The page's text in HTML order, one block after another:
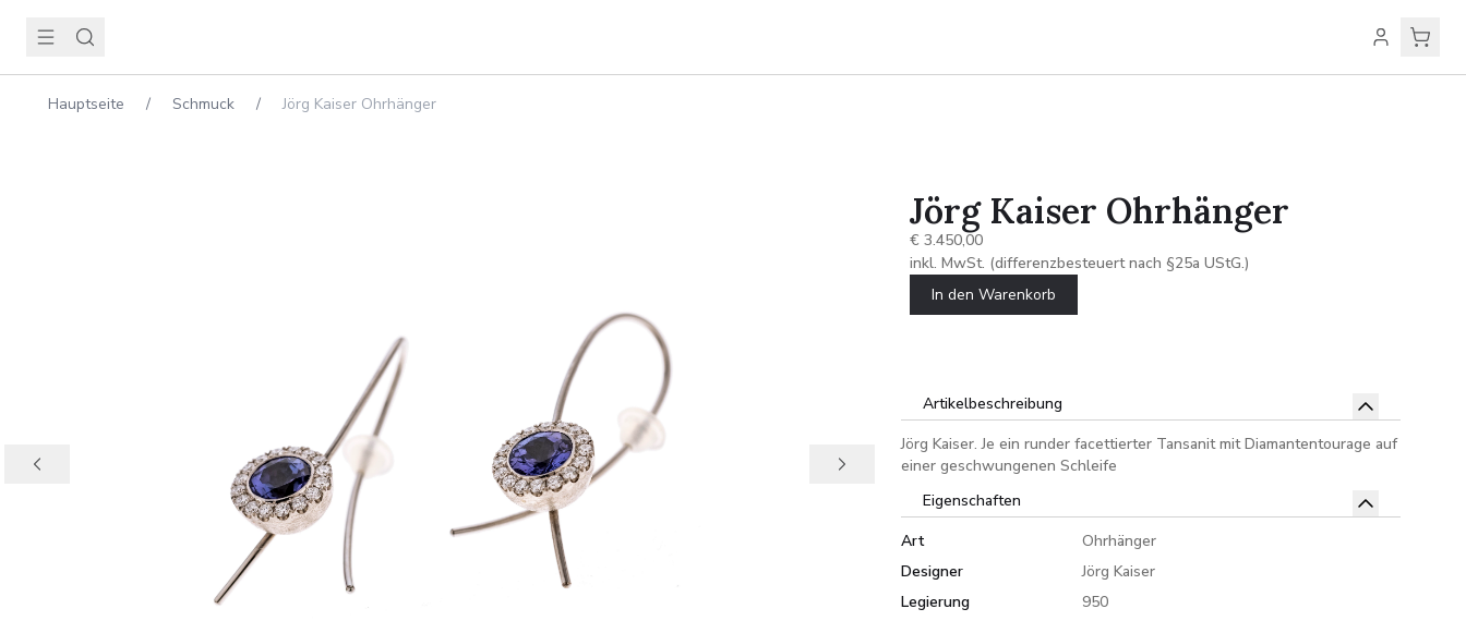
Hauptseite / Schmuck / Jörg Kaiser Ohrhänger
Jörg Kaiser Ohrhänger
€ 3.450,00
inkl. MwSt. (differenzbesteuert nach §25a UStG.)
In den Warenkorb
Artikelbeschreibung
Jörg Kaiser. Je ein runder facettierter Tansanit mit Diamantentourage auf
einer geschwungenen Schleife
Eigenschaften
Art
Ohrhänger
Designer
Jörg Kaiser
Legierung
950